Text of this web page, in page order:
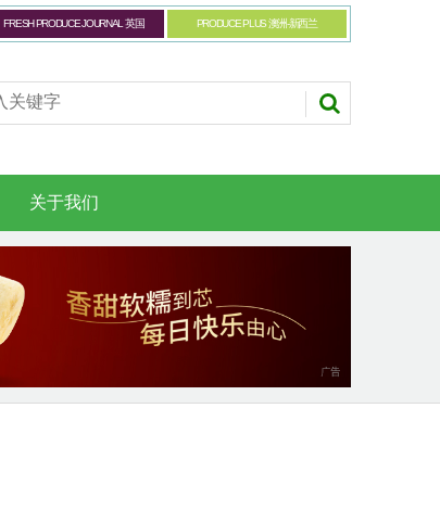
FRESH PRODUCE JOURNAL 英国 PRODUCE PLUS 澳洲-新西兰
关于我们